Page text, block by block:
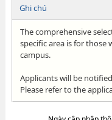
Ghi chú
The comprehensive
specific area is for those
campus.
Applicants will be
Please refer to the